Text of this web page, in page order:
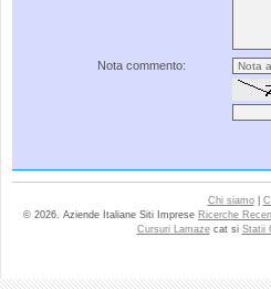
Nota commento:
Chi siamo|
© 2026. Aziende Italiane Siti Imprese Ricerche
Cursuri Lamazecat si Statii